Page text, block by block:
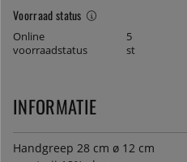
Voorraad status
Online
voorraadstatus
5
st
INFORMATIE
Handgreep 28 cm ø 12 cm